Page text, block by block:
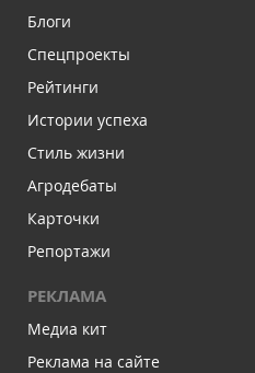
Блоги
Спецпроекты
Рейтинги
Истории успеха
Стиль жизни
Агродебаты
Карточки
Репортажи
РЕКЛАМА
Медиа кит
Реклама на сайте